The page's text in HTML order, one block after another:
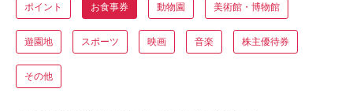
ポイント お食事券 動物園 美術館・博物館
遊園地 スポーツ 映画 音楽 株主優待券
その他